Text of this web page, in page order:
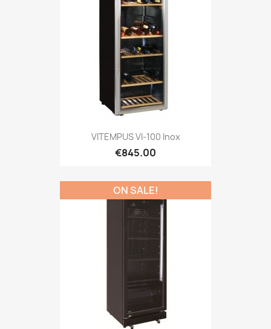
VITEMPUS VI-100 Inox
€845.00
ON SALE!